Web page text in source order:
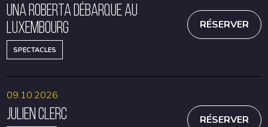
Una Roberta débarque au
Luxembourg
SPECTACLES
RÉSERVER
Julien Clerc
09.10.2026
RÉSERVER